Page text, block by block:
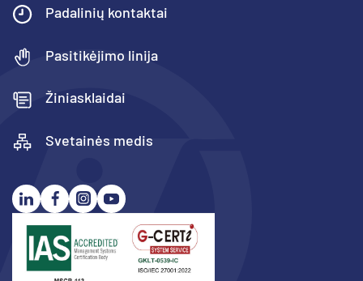
Padalinių kontaktai
Pasitikėjimo linija
Žiniasklaidai
Svetainės medis